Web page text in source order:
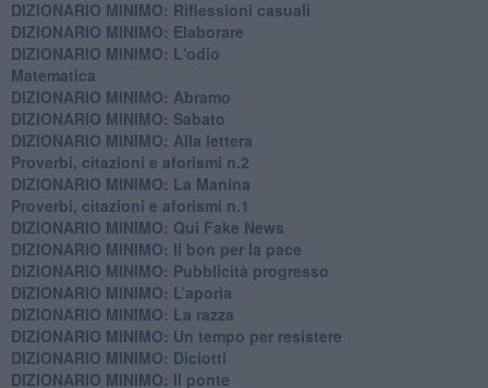
DIZIONARIO MINIMO: Riflessioni casuali
DIZIONARIO MINIMO: Elaborare
DIZIONARIO MINIMO: L'odio
​Matematica
DIZIONARIO MINIMO: Abramo
DIZIONARIO MINIMO: Sabato
​DIZIONARIO MINIMO: Alla lettera
Proverbi, citazioni e aforismi n.2
DIZIONARIO MINIMO: La Manina
​Proverbi, citazioni e aforismi n.1
DIZIONARIO MINIMO: Qui Fake News
DIZIONARIO MINIMO: ​Il bon per la pace
DIZIONARIO MINIMO: Pubblicità progresso
DIZIONARIO MINIMO: L’aporìa
DIZIONARIO MINIMO: La razza
DIZIONARIO MINIMO: Un tempo per resistere
DIZIONARIO MINIMO: Diciotti
DIZIONARIO MINIMO: Il ponte